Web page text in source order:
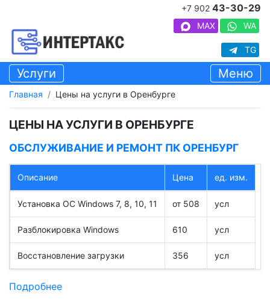
+7 902 43-30-29
MAX WA
TG
Услуги Меню
Главная Цены на услуги в Оренбурге
ЦЕНЫ НА УСЛУГИ В ОРЕНБУРГЕ
ОБСЛУЖИВАНИЕ И РЕМОНТ ПК ОРЕНБУРГ
Описание Цена ед. изм.
Установка ОС Windows 7, 8, 10, 11 от 508 усл
Разблокировка Windows 610 усл
Восстановление загрузки 356 усл
Подробнее